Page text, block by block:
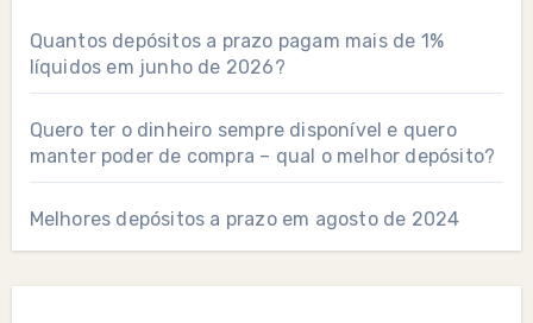
Quantos depósitos a prazo pagam mais de 1%
líquidos em junho de 2026?
Quero ter o dinheiro sempre disponível e quero
manter poder de compra – qual o melhor depósito?
Melhores depósitos a prazo em agosto de 2024